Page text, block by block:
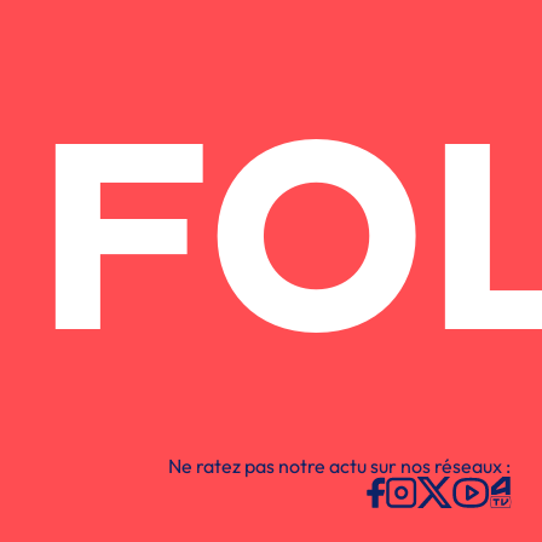
Ne ratez pas notre actu sur nos réseaux :